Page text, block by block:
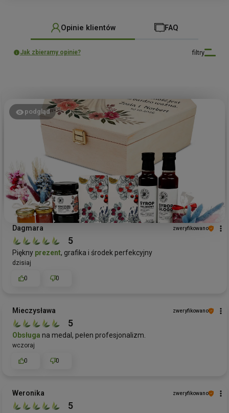
Opinie klientów FAQ
filtry
Jak zbieramy opinie?
podgląd
Dagmara zweryfikowano
5
Piękny prezent, grafika i środek perfekcyjny
dzisiaj
0 0
Mieczysława zweryfikowano
5
Obsługa na medal, pełen profesjonalizm.
wczoraj
0 0
Weronika zweryfikowano
5